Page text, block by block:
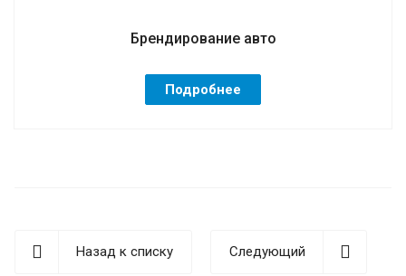
Брендирование авто
Подробнее
Назад к списку Следующий